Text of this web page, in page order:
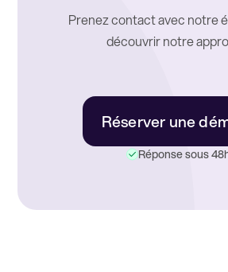
Prenez contact avec notre
découvrir notre
Réserver une
Réponse sous